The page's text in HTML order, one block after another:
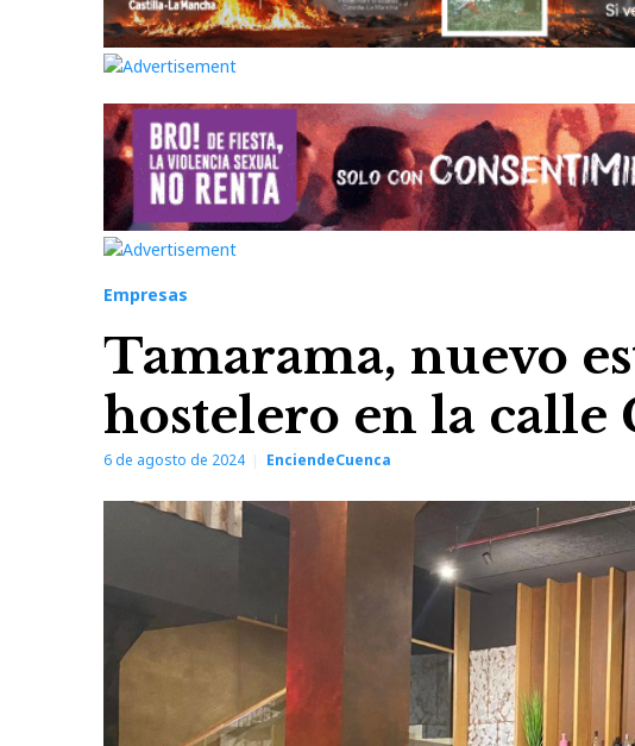
Empresas
Tamarama, nuevo
hostelero en la calle
6 de agosto de 2024 EnciendeCuenca